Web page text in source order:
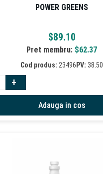
POWER GREENS
$89.10
Pret membru: $62.37
Cod produs: 23496 PV: 38.50
+
Adauga in cos